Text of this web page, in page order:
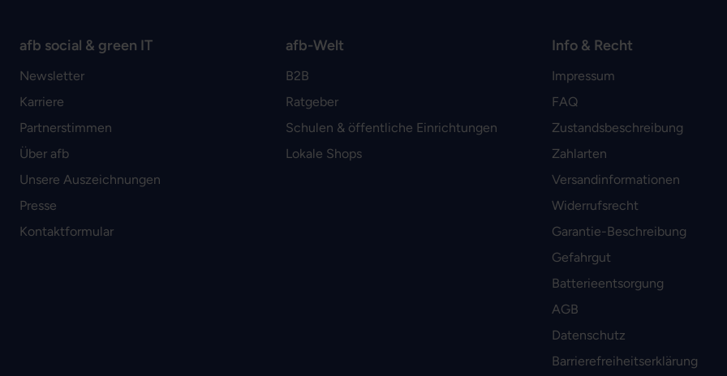
afb social & green IT
Newsletter
Karriere
Partnerstimmen
Über afb
Unsere Auszeichnungen
Presse
Kontaktformular
afb-Welt
B2B
Ratgeber
Schulen & öffentliche Einrichtungen
Lokale Shops
Info & Recht
Impressum
FAQ
Zustandsbeschreibung
Zahlarten
Versandinformationen
Widerrufsrecht
Garantie-Beschreibung
Gefahrgut
Batterieentsorgung
AGB
Datenschutz
Barrierefreiheitserklärung